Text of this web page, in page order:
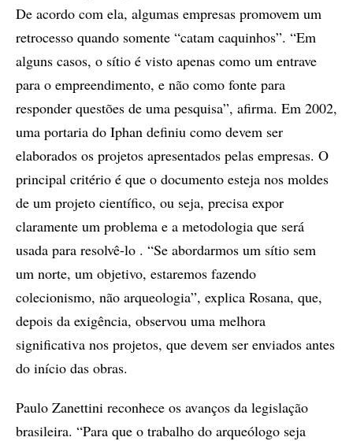
De acordo com ela, algumas empresas promovem um
retrocesso quando somente “catam caquinhos”. “Em
alguns casos, o sítio é visto apenas como um entrave
para o empreendimento, e não como fonte para
responder questões de uma pesquisa”, afirma. Em 2002,
uma portaria do Iphan definiu como devem ser
elaborados os projetos apresentados pelas empresas. O
principal critério é que o documento esteja nos moldes
de um projeto científico, ou seja, precisa expor
claramente um problema e a metodologia que será
usada para resolvê-lo . “Se abordarmos um sítio sem
um norte, um objetivo, estaremos fazendo
colecionismo, não arqueologia”, explica Rosana, que,
depois da exigência, observou uma melhora
significativa nos projetos, que devem ser enviados antes
do início das obras.
Paulo Zanettini reconhece os avanços da legislação
brasileira. “Para que o trabalho do arqueólogo seja